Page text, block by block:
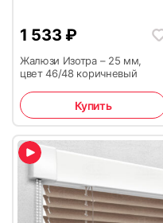
1 533 ₽
Жалюзи Изотра – 25 мм,
цвет 46/48 коричневый
Купить